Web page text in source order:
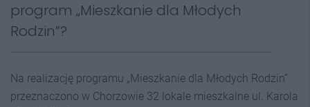
program „Mieszkanie dla Młodych
Rodzin”?
Na realizację programu „Mieszkanie dla Młodych Rodzin”
przeznaczono w Chorzowie 32 lokale mieszkalne ul. Karola